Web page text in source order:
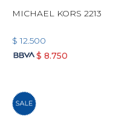
MICHAEL KORS 2213
$ 12.500
$ 8.750